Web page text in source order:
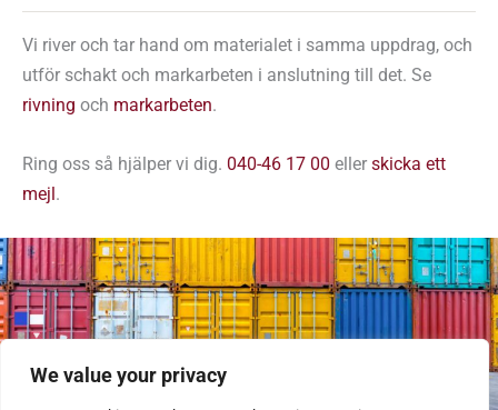
We value your privacy
Vi river och tar hand om materialet i samma uppdrag, och
utför schakt och markarbeten i anslutning till det. Se
rivning och markarbeten.
Ring oss så hjälper vi dig. 040-46 17 00 eller skicka ett
mejl.